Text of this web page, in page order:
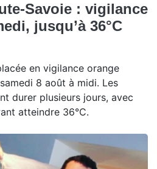
Savoie : vigilance
jusqu’à 36°C
en vigilance orange
8 août à midi. Les
durer plusieurs jours, avec
atteindre 36°C.